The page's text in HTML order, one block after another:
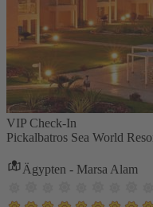
VIP Check-In
Pickalbatros Sea World
Ägypten - Marsa Alam